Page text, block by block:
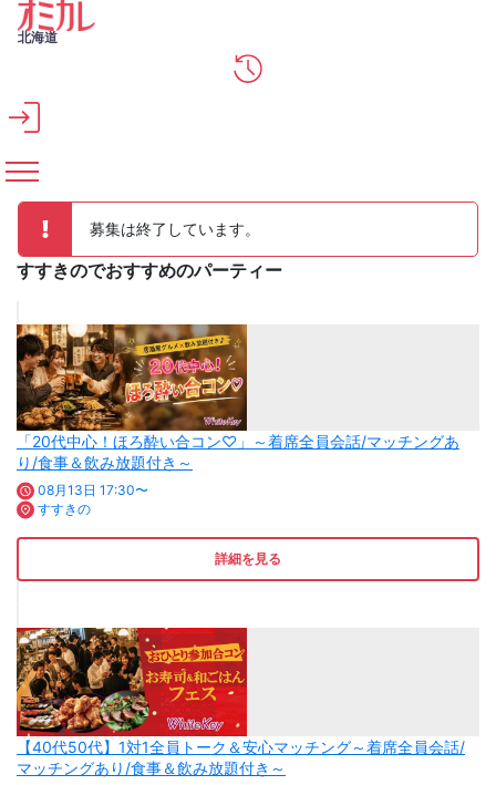
メインコンテンツへスキップ
北海道
募集は終了しています。
すすきのでおすすめのパーティー
「20代中心！ほろ酔い合コン♡」～着席全員会話/マッチングあ
り/食事＆飲み放題付き～
08月13日 17:30〜
すすきの
詳細を見る
【40代50代】1対1全員トーク＆安心マッチング～着席全員会話/
マッチングあり/食事＆飲み放題付き～